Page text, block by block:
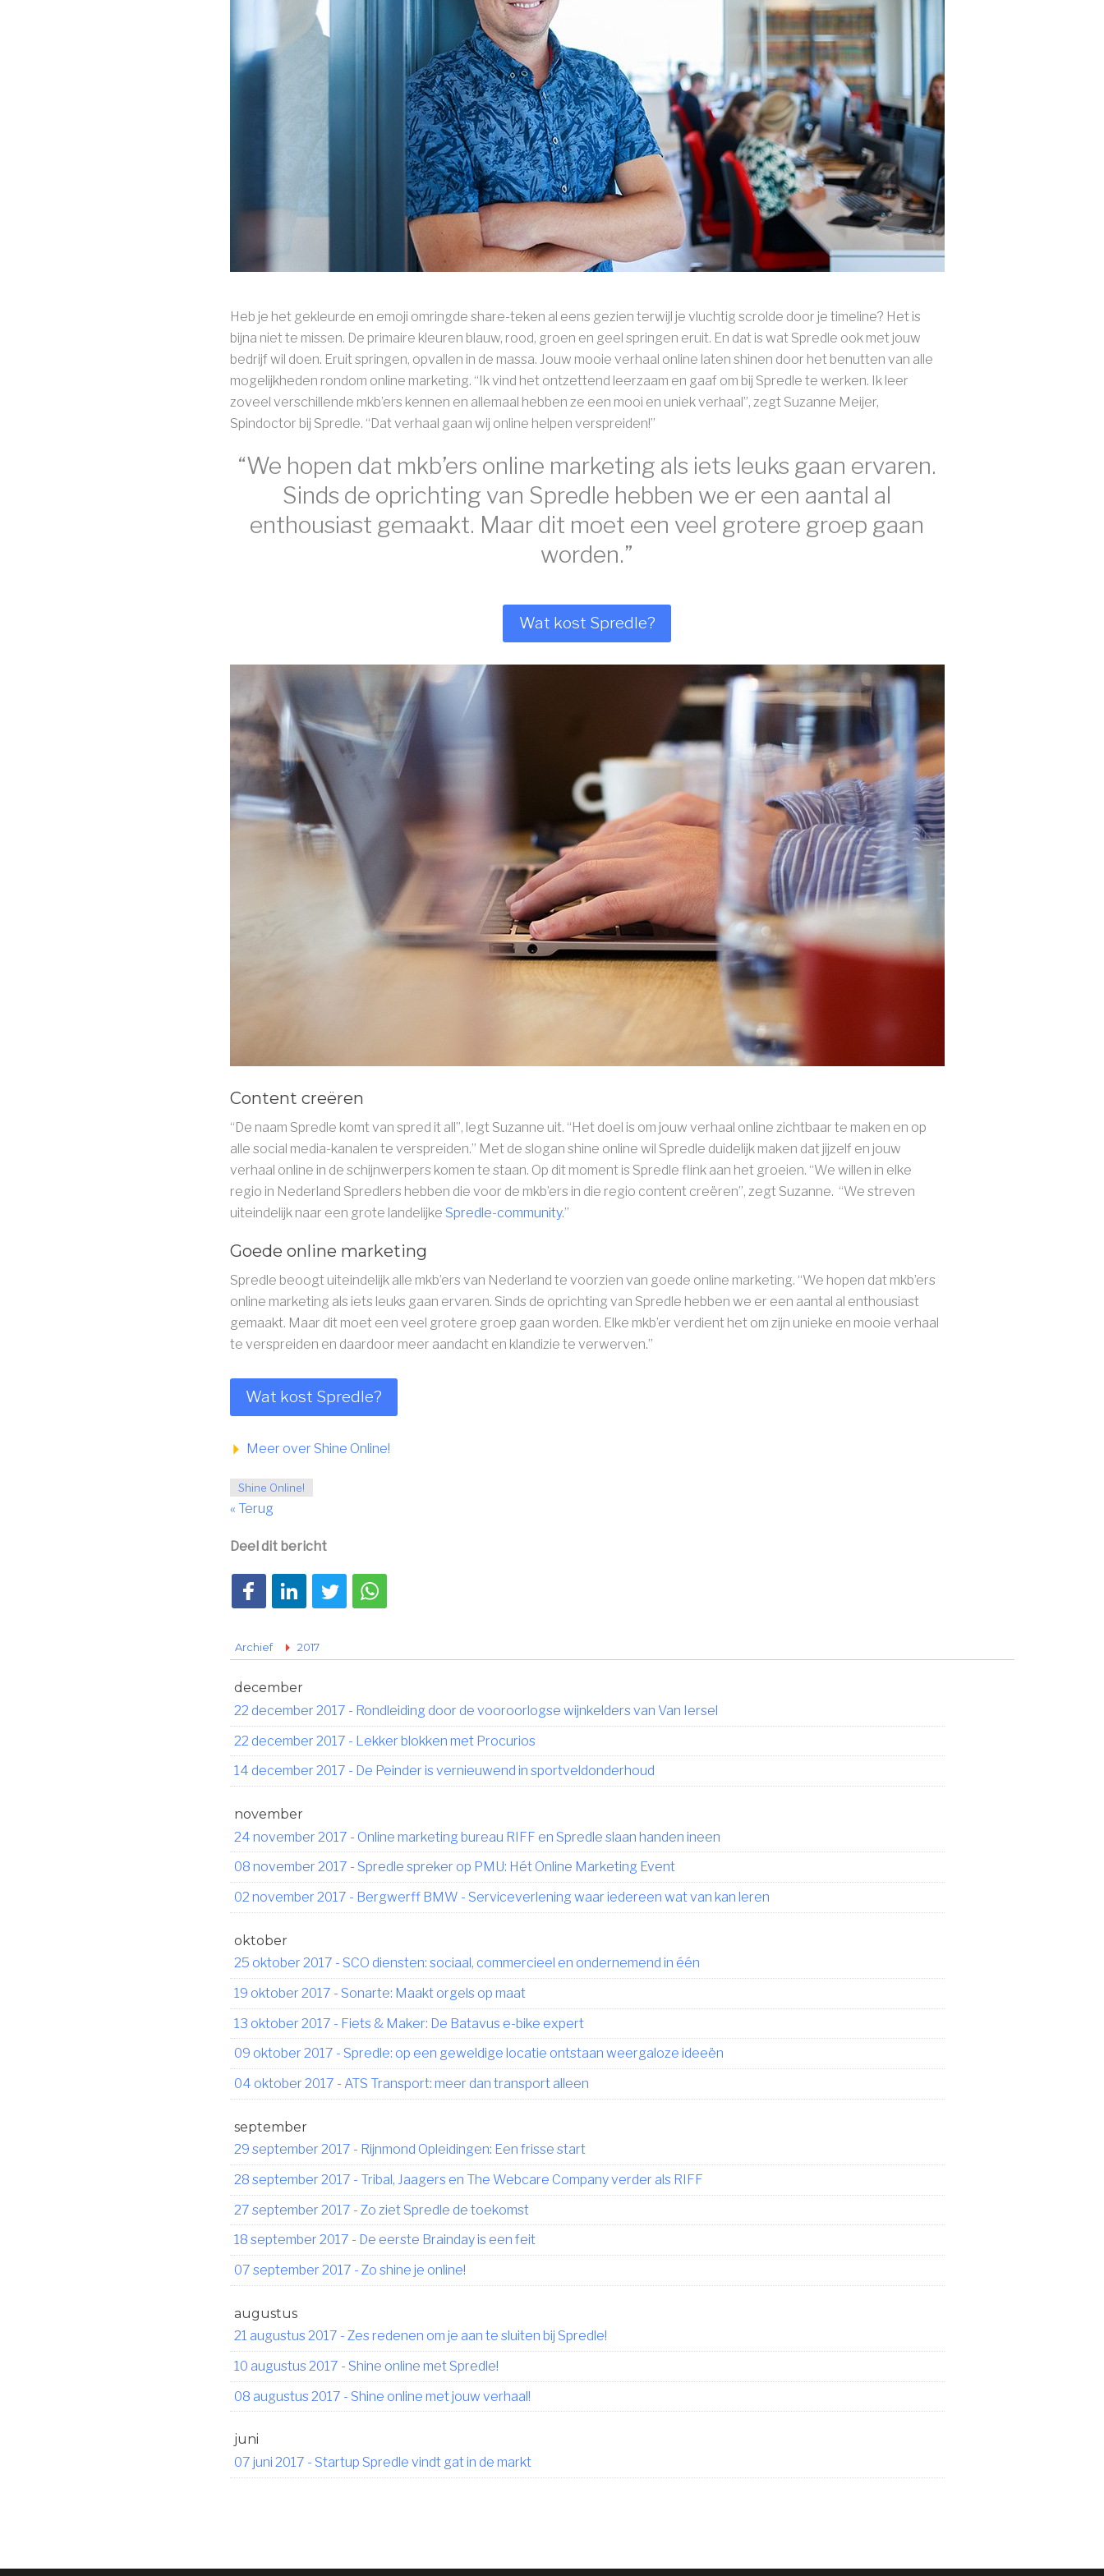
Heb je het gekleurde en emoji omringde share-teken al eens gezien terwijl je vluchtig scrolde door je timeline? Het is
bijna niet te missen. De primaire kleuren blauw, rood, groen en geel springen eruit. En dat is wat Spredle ook met jouw
bedrijf wil doen. Eruit springen, opvallen in de massa. Jouw mooie verhaal online laten shinen door het benutten van alle
mogelijkheden rondom online marketing. “Ik vind het ontzettend leerzaam en gaaf om bij Spredle te werken. Ik leer
zoveel verschillende mkb’ers kennen en allemaal hebben ze een mooi en uniek verhaal”, zegt Suzanne Meijer,
Spindoctor bij Spredle. “Dat verhaal gaan wij online helpen verspreiden!”
“We hopen dat mkb’ers online marketing als iets leuks gaan ervaren.
Sinds de oprichting van Spredle hebben we er een aantal al
enthousiast gemaakt. Maar dit moet een veel grotere groep gaan
worden.”
Wat kost Spredle?
Content creëren
“De naam Spredle komt van spred it all”, legt Suzanne uit. “Het doel is om jouw verhaal online zichtbaar te maken en op
alle social media-kanalen te verspreiden.” Met de slogan shine online wil Spredle duidelijk maken dat jijzelf en jouw
verhaal online in de schijnwerpers komen te staan. Op dit moment is Spredle flink aan het groeien. “We willen in elke
regio in Nederland Spredlers hebben die voor de mkb’ers in die regio content creëren”, zegt Suzanne. “We streven
uiteindelijk naar een grote landelijke Spredle-community.”
Goede online marketing
Spredle beoogt uiteindelijk alle mkb’ers van Nederland te voorzien van goede online marketing. “We hopen dat mkb’ers
online marketing als iets leuks gaan ervaren. Sinds de oprichting van Spredle hebben we er een aantal al enthousiast
gemaakt. Maar dit moet een veel grotere groep gaan worden. Elke mkb’er verdient het om zijn unieke en mooie verhaal
te verspreiden en daardoor meer aandacht en klandizie te verwerven.”
Wat kost Spredle?
Meer over Shine Online!
Shine Online!
« Terug
Deel dit bericht
Deel op FacebookDeel op LinkedInDeel op TwitterDeel via WhatsApp
Archief 2017
december
22 december 2017 - Rondleiding door de vooroorlogse wijnkelders van Van Iersel
22 december 2017 - Lekker blokken met Procurios
14 december 2017 - De Peinder is vernieuwend in sportveldonderhoud
november
24 november 2017 - Online marketing bureau RIFF en Spredle slaan handen ineen
08 november 2017 - Spredle spreker op PMU: Hét Online Marketing Event
02 november 2017 - Bergwerff BMW - Serviceverlening waar iedereen wat van kan leren
oktober
25 oktober 2017 - SCO diensten: sociaal, commercieel en ondernemend in één
19 oktober 2017 - Sonarte: Maakt orgels op maat
13 oktober 2017 - Fiets & Maker: De Batavus e-bike expert
09 oktober 2017 - Spredle: op een geweldige locatie ontstaan weergaloze ideeën
04 oktober 2017 - ATS Transport: meer dan transport alleen
september
29 september 2017 - Rijnmond Opleidingen: Een frisse start
28 september 2017 - Tribal, Jaagers en The Webcare Company verder als RIFF
27 september 2017 - Zo ziet Spredle de toekomst
18 september 2017 - De eerste Brainday is een feit
07 september 2017 - Zo shine je online!
augustus
21 augustus 2017 - Zes redenen om je aan te sluiten bij Spredle!
10 augustus 2017 - Shine online met Spredle!
08 augustus 2017 - Shine online met jouw verhaal!
juni
07 juni 2017 - Startup Spredle vindt gat in de markt